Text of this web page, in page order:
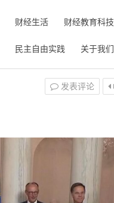
财经生活 财经教育科技
民主自由实践
关于我们
发表评论